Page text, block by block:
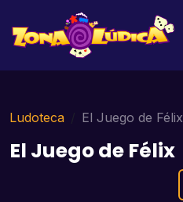
Ludoteca El Juego de Félix
El Juego de Félix